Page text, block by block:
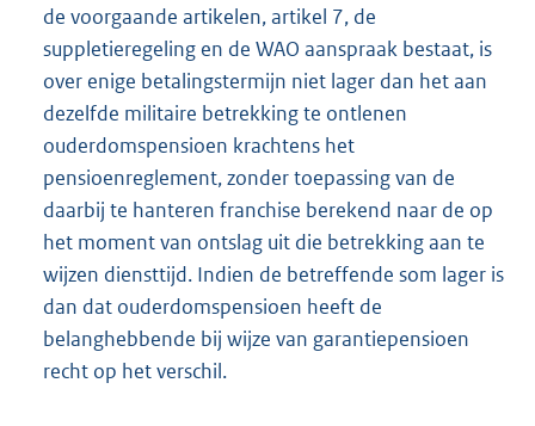
de voorgaande artikelen, artikel 7, de
suppletieregeling en de WAO aanspraak bestaat, is
over enige betalingstermijn niet lager dan het aan
dezelfde militaire betrekking te ontlenen
ouderdomspensioen krachtens het
pensioenreglement, zonder toepassing van de
daarbij te hanteren franchise berekend naar de op
het moment van ontslag uit die betrekking aan te
wijzen diensttijd. Indien de betreffende som lager is
dan dat ouderdomspensioen heeft de
belanghebbende bij wijze van garantiepensioen
recht op het verschil.